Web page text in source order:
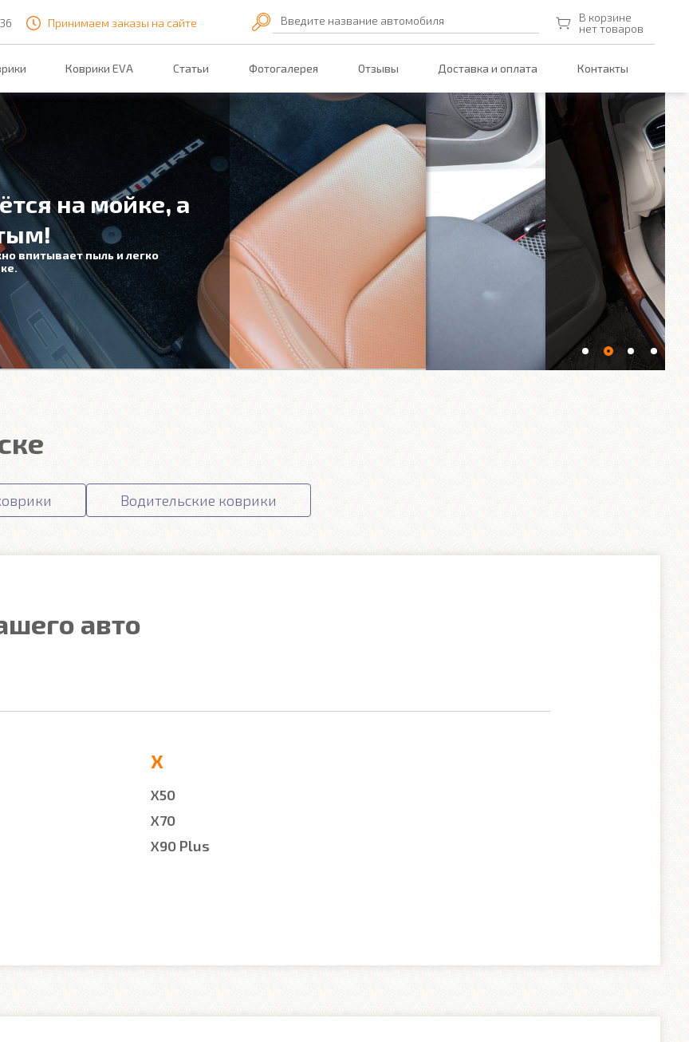
Принимаем заказы на сайте Введите название автомобиля
В корзине
нет товаров
Коврики EVA Статьи Фотогалерея Отзывы Доставка и оплата Контакты
на мойке, а
впитывает пыль и легко
Водительские коврики
авто
X
X50
X70
X90 Plus